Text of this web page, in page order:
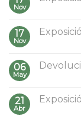
Nov
17
Nov
06
May
21
Abr